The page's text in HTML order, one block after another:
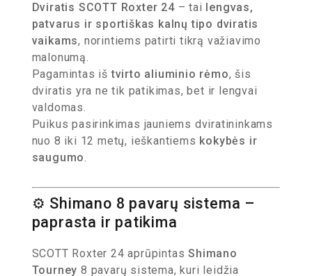
Dviratis SCOTT Roxter 24– tai lengvas,
patvarus ir sportiškas kalnų tipo dviratis
vaikams, norintiems patirti tikrą važiavimo
malonumą.
Pagamintas ištvirto aliuminio rėmo, šis
dviratis yra ne tik patikimas, bet ir lengvai
valdomas.
Puikus pasirinkimas jauniems dviratininkams
nuo 8 iki 12 metų, ieškantiems kokybės ir
saugumo.
⚙️ Shimano 8 pavarų sistema –
paprasta ir patikima
SCOTT Roxter 24 aprūpintasShimano
Tourney 8 pavarų sistema, kuri leidžia